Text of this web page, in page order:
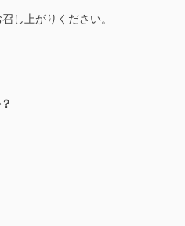
し上がりください。